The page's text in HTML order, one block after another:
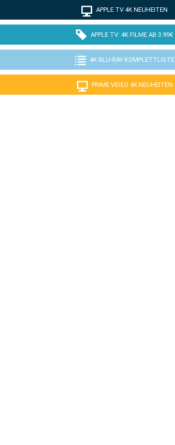
APPLE TV 4K NEUHEITEN
APPLE TV: 4K FILME AB 3.99€
4K BLU-RAY KOMPLETTLISTE
PRIME VIDEO 4K NEUHEITEN